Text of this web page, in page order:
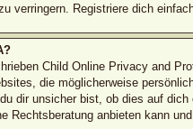
verringern. Registriere dich
Child Online Privacy and
die möglicherweise
dir unsicher bist, ob dies auf
Rechtsberatung anbieten kann